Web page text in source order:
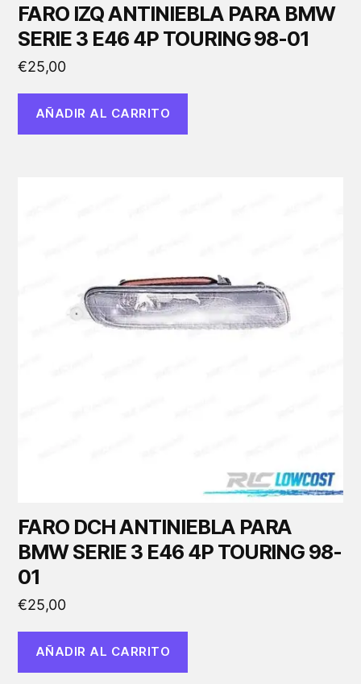
FARO IZQ ANTINIEBLA PARA BMW
SERIE 3 E46 4P TOURING 98-01
€25,00
AÑADIR AL CARRITO
FARO DCH ANTINIEBLA PARA
BMW SERIE 3 E46 4P TOURING 98-
01
€25,00
AÑADIR AL CARRITO